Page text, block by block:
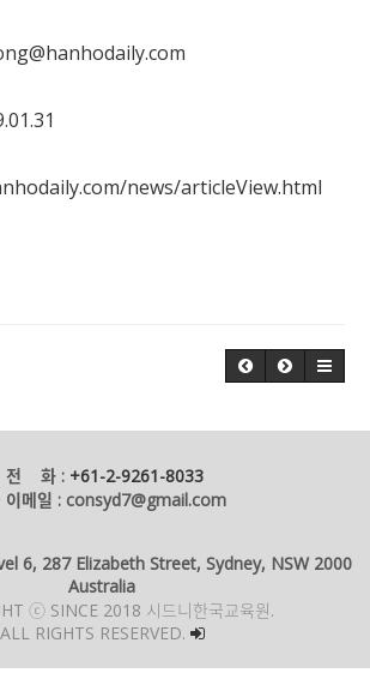
news/articleView.html
전 화 : +61-2-9261-8033
이메일 : consyd7@gmail.com
6, 287 Elizabeth Street, Sydney, NSW 2000
Australia
ⓒ SINCE 2018 시드니한국교육원.
ALL RIGHTS RESERVED.